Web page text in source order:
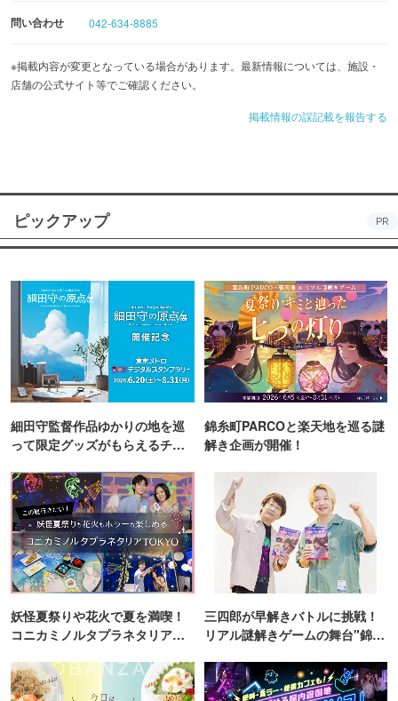
■限定1席のソファー席はデートでのご利用も◎
問い合わせ 042-634-8885
※掲載内容が変更となっている場合があります。最新情報については、施設・
店舗の公式サイト等でご確認ください。
掲載情報の誤記載を報告する
ピックアップ PR
細田守監督作品ゆかりの地を巡
って限定グッズがもらえるチャ
錦糸町PARCOと楽天地を巡る謎
解き企画が開催！
妖怪夏祭りや花火で夏を満喫！
コニカミノルタプラネタリア
三四郎が早解きバトルに挑戦！
リアル謎解きゲームの舞台"錦糸